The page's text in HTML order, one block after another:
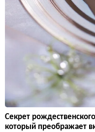
Секрет
который преображает